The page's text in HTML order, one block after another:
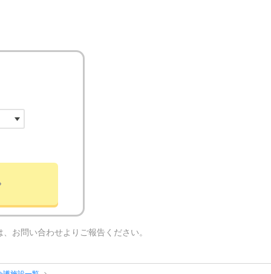
お問い合わせよりご報告ください。